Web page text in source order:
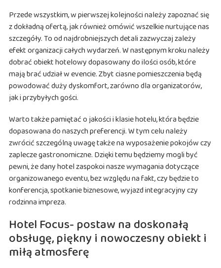
Przede wszystkim, w pierwszej kolejności należy zapoznać się
z dokładną ofertą, jak również omówić wszelkie nurtujące nas
szczegóły. To od najdrobniejszych detali zazwyczaj zależy
efekt organizacji całych wydarzeń. W następnym kroku należy
dobrać obiekt hotelowy dopasowany do ilości osób, które
mają brać udział w evencie. Zbyt ciasne pomieszczenia będą
powodować duży dyskomfort, zarówno dla organizatorów,
jak i przybyłych gości.
Warto także pamiętać o jakości i klasie hotelu, która będzie
dopasowana do naszych preferencji. W tym celu należy
zwrócić szczególną uwagę także na wyposażenie pokojów czy
zaplecze gastronomiczne. Dzięki temu będziemy mogli być
pewni, że dany hotel zaspokoi nasze wymagania dotyczące
organizowanego eventu, bez względu na fakt, czy będzie to
konferencja, spotkanie biznesowe, wyjazd integracyjny czy
rodzinna impreza.
Hotel Focus- postaw na doskonałą
obsługę, piękny i nowoczesny obiekt i
miłą atmosferę